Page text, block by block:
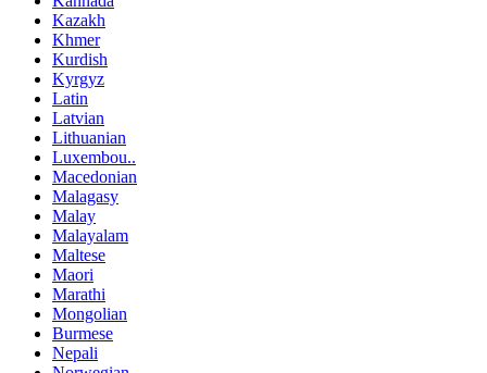
Kazakh
Khmer
Kurdish
Kyrgyz
Latin
Latvian
Lithuanian
Luxembou..
Macedonian
Malagasy
Malay
Malayalam
Maltese
Maori
Marathi
Mongolian
Burmese
Nepali